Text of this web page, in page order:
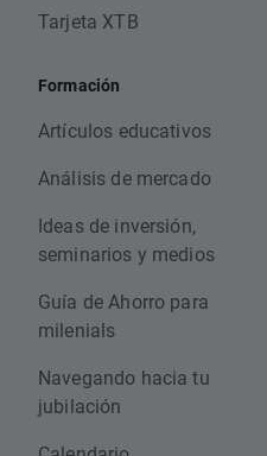
Tarjeta XTB
Formación
Artículos educativos
Análisis de mercado
Ideas de inversión,
seminarios y medios
Guía de Ahorro para
milenials
Navegando hacia tu
jubilación